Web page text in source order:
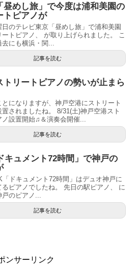
昼めし旅」で今度は浦和美園の
トピアノが
のテレビ東京「昼めし旅」で浦和美園
トピアノ、 が取り上げられました。 こ
去にも横浜・関...
記事を読む
トリートピアノの勢いが止まら
になりますが、神戸空港にストリート
置されましたね。 8/31(土)神戸空港スト
ノ設置開始♫＆演奏会開催...
記事を読む
キュメント72時間」で神戸の
「ドキュメント72時間」はデュオ神戸に
るピアノでしたね。 先日の駅ピアノ、 に
戸のピアノ...
記事を読む
ンサーリンク